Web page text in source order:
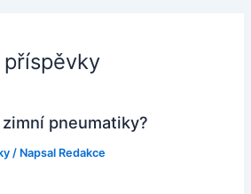
pneumatiky?
/ Napsal Redakce